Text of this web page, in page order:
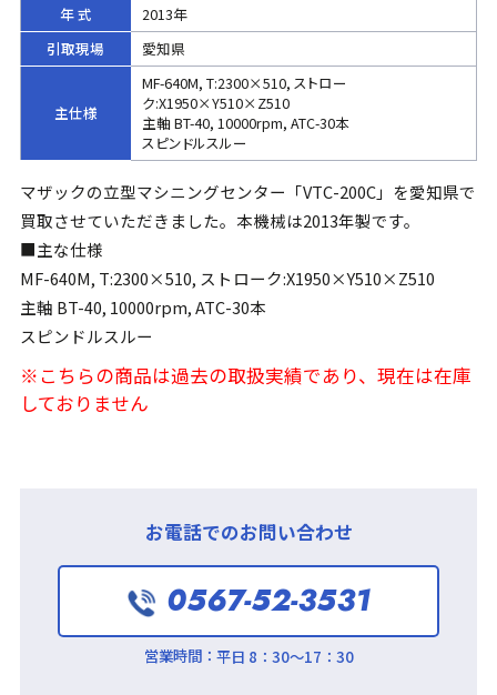
年 式
2013年
引取現場
愛知県
主仕様
MF-640M, T:2300×510, ストロー
ク:X1950×Y510×Z510
主軸 BT-40, 10000rpm, ATC-30本
スピンドルスルー
マザックの立型マシニングセンター「VTC-200C」を愛知県で
買取させていただきました。本機械は2013年製です。
■主な仕様
MF-640M, T:2300×510, ストローク:X1950×Y510×Z510
主軸 BT-40, 10000rpm, ATC-30本
スピンドルスルー
※こちらの商品は過去の取扱実績であり、現在は在庫
しておりません
お電話でのお問い合わせ
0567-52-3531
営業時間： 平日 8：30～17：30